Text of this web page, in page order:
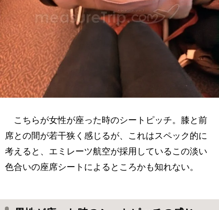
こちらが女性が座った時のシートピッチ。膝と前
席との間が若干狭く感じるが、これはスペック的に
考えると、エミレーツ航空が採用しているこの淡い
色合いの座席シートによるところかも知れない。